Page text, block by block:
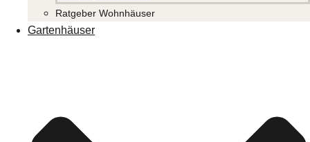
Ratgeber Wohnhäuser
Gartenhäuser